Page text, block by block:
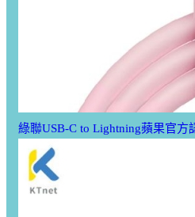
綠聯USB-C to Lightning蘋果官方